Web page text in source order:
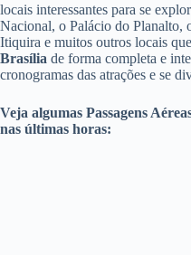
locais interessantes para se
Nacional, o Palácio do Planalto,
Itiquira e muitos outros locais
Brasília de forma completa e
cronogramas das atrações e se
Veja algumas Passagens
nas últimas horas: